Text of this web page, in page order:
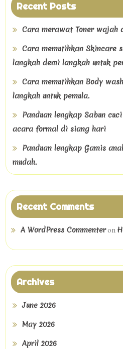
Recent Posts
Cara merawat Toner wajah
Cara memutihkan Skincare
langkah demi langkah untuk
Cara memutihkan Body
langkah untuk pemula.
Panduan lengkap Sabun
acara formal di siang hari
Panduan lengkap Gamis
mudah.
Recent Comments
A WordPress Commenteron
Archives
June 2026
May 2026
April 2026